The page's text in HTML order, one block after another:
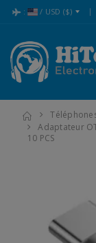
: / USD ($)
Adaptateur
10 PCS